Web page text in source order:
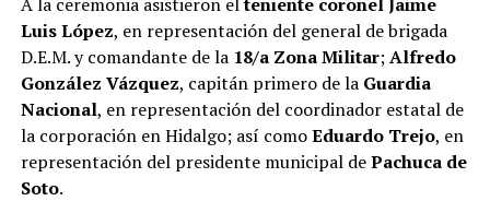
Luis López, en representación del general de brigada
D.E.M. y comandante de la 18/a Zona Militar;Alfredo
González Vázquez, capitán primero de la Guardia
Nacional, en representación del coordinador estatal de
la corporación en Hidalgo; así comoEduardo Trejo, en
representación del presidente municipal dePachuca de
Soto.